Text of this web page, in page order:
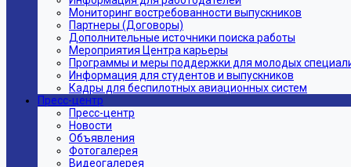
Мониторинг востребованности выпускников
Партнеры (Договоры)
Дополнительные источники поиска работы
Мероприятия Центра карьеры
Программы и меры поддержки для молодых
Информация для студентов и выпускников
Кадры для беспилотных авиационных систем
Пресс-центр
Пресс-центр
Новости
Объявления
Фотогалерея
Видеогалерея